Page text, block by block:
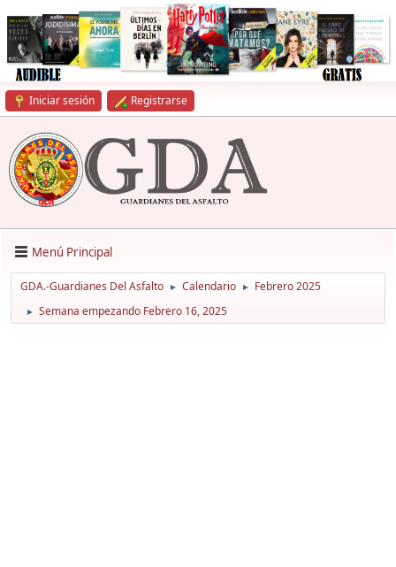
Iniciar sesión Registrarse
Menú Principal
GDA.-Guardianes Del Asfalto ► Calendario ► Febrero 2025
► Semana empezando Febrero 16, 2025